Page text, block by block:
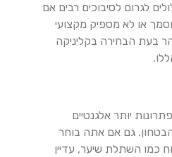
לגרום לסיבוכים רבים אם
או לא מספיק מקצועי
בעת הבחירה בקליניקה
יותר אלגנטיים
גם אם אתה בוחר
כמו השתלת שיער, עדיין